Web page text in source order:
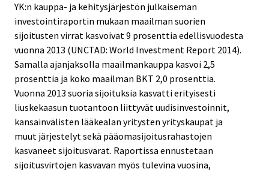
YK:n kauppa- ja kehitysjärjestön julkaiseman
investointiraportin mukaan maailman suorien
sijoitusten virrat kasvoivat 9 prosenttia edellisvuodesta
vuonna 2013 (UNCTAD: World Investment Report 2014).
Samalla ajanjaksolla maailmankauppa kasvoi 2,5
prosenttia ja koko maailman BKT 2,0 prosenttia.
Vuonna 2013 suoria sijoituksia kasvatti erityisesti
liuskekaasun tuotantoon liittyvät uudisinvestoinnit,
kansainvälisten lääkealan yritysten yrityskaupat ja
muut järjestelyt sekä pääomasijoitusrahastojen
kasvaneet sijoitusvarat. Raportissa ennustetaan
sijoitusvirtojen kasvavan myös tulevina vuosina,